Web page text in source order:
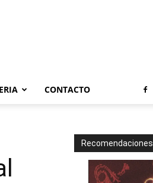
CONTACTO
Recomendaciones